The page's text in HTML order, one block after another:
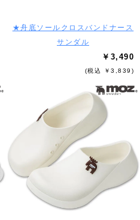
★舟底ソールクロスバンドナース
サンダル
￥3,490
(税込 ￥3,839)